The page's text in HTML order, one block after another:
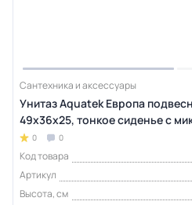
Сантехника и аксессуары
Унитаз Aquatek Европа
49х36х25, тонкое сиденье с
0 0
Код товара
Артикул
Высота, см